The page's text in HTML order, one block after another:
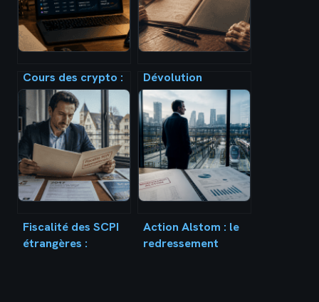
Cours des crypto :
3 indicateurs clés
pour analyser le
marché sans subir
la volatilité
Dévolution
successorale : 4
ordres d’héritiers
et les règles de
transmission de
votre patrimoine
Fiscalité des SCPI
étrangères :
Action Alstom : le
redressement